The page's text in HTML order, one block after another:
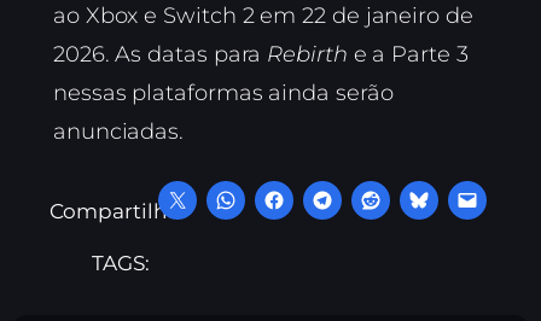
ao Xbox e Switch 2 em 22 de janeiro de
2026. As datas para Rebirth e a Parte 3
nessas plataformas ainda serão
anunciadas.
Compartilhe:
TAGS: